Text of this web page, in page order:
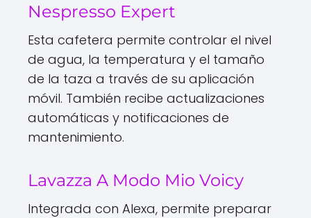
Nespresso Expert
Esta cafetera permite controlar el nivel
de agua, la temperatura y el tamaño
de la taza a través de su aplicación
móvil. También recibe actualizaciones
automáticas y notificaciones de
mantenimiento.
Lavazza A Modo Mio Voicy
Integrada con Alexa, permite preparar